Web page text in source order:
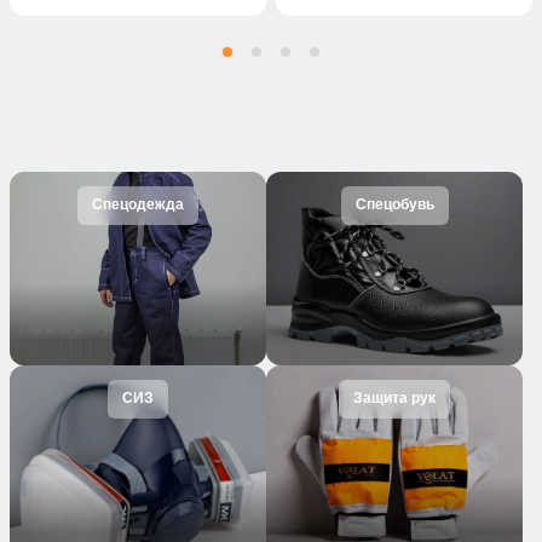
Спецодежда Спецобувь
СИЗ Защита рук